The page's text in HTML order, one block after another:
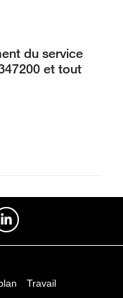
du service
et tout
Travail